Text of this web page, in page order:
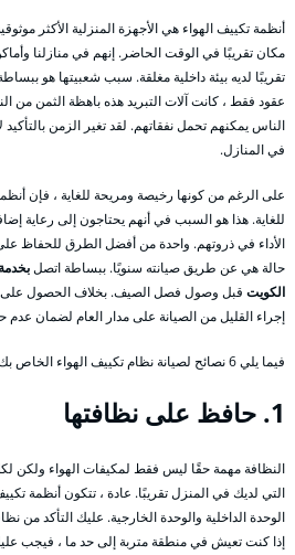
أنظمة تكييف الهواء هي الأجهزة المنزلية الأكثر
مكان تقريبًا في الوقت الحاضر. إنهم في منازلنا
تقريبًا لديه بيئة داخلية مغلقة. سبب شعبيتها هو
عقود فقط ، كانت آلات التبريد هذه باهظة الثمن من
الناس يمكنهم تحمل نفقاتهم. لقد تغير الزمن بالتأكيد
في المنازل.
على الرغم من كونها رخيصة ومريحة للغاية ، فإن
للغاية. هذا هو السبب في أنهم يحتاجون إلى رعاية
الأداء في ذروتهم. واحدة من أفضل الطرق للحفاظ
حالة هي عن طريق صيانته سنويًا. ببساطة اتصل
الكويت قبل وصول فصل الصيف. بخلاف الحصول على
إجراء القليل من الصيانة على مدار العام لضمان
فيما يلي 6 نصائح لصيانة نظام تكييف الهواء الخاص بك:
1. حافظ على نظافتها
النظافة مهمة حقًا ليس فقط لمكيفات الهواء ولكن لكل
التي لديك في المنزل تقريبًا. عادة ، تتكون أنظمة
الوحدة الداخلية والوحدة الخارجية. عليك التأكد من
إذا كنت تعيش في منطقة متربة إلى حد ما ، فيجب